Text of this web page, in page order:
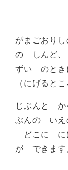
がまごおり
の しんど
ずい のとき
（にげると
じぶんと
ぶんの いえ
どこに に
が できます